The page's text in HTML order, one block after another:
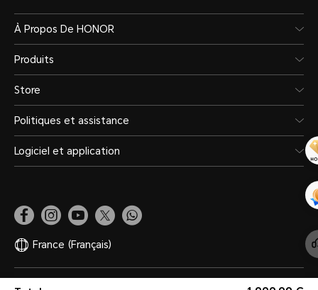
À Propos De HONOR
Produits
Store
Politiques et assistance
Logiciel et application
France (Français)
Plan du site Légales